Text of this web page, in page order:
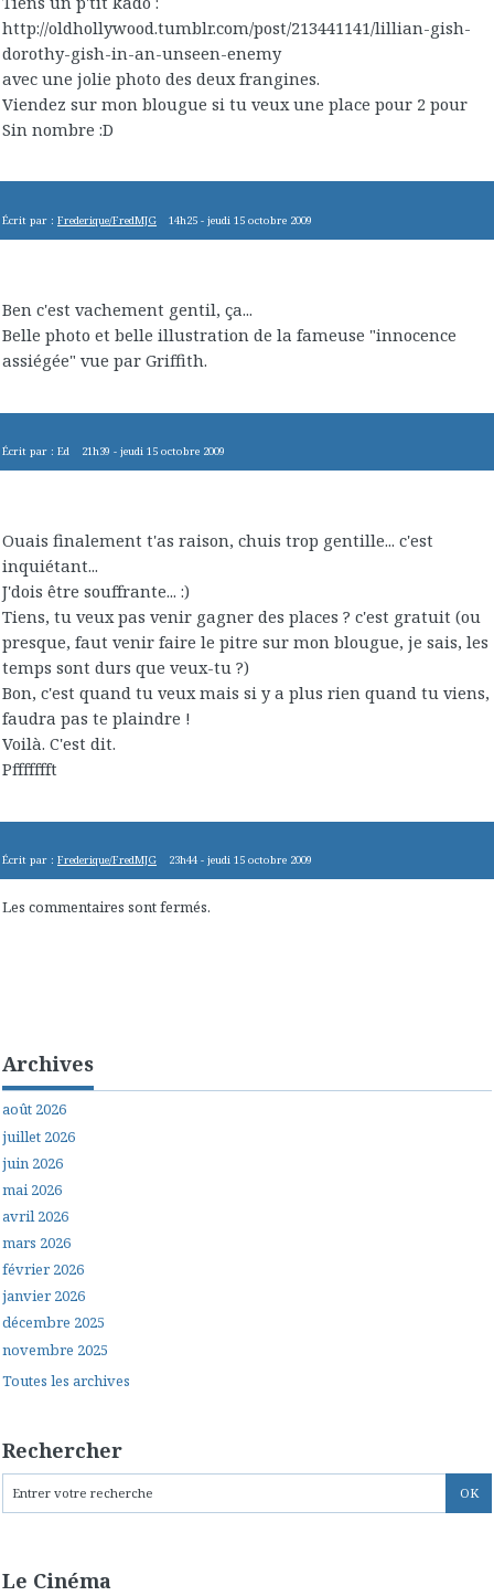
http://oldhollywood.tumblr.com/post/213441141/lillian-gish-
dorothy-gish-in-an-unseen-enemy
avec une jolie photo des deux frangines.
Viendez sur mon blougue si tu veux une place pour 2 pour
Sin nombre :D
Écrit par : Frederique/FredMJG 14h25 -jeudi 15 octobre 2009
Ben c'est vachement gentil, ça...
Belle photo et belle illustration de la fameuse "innocence
assiégée" vue par Griffith.
Écrit par : Ed 21h39 -jeudi 15 octobre 2009
Ouais finalement t'as raison, chuis trop gentille... c'est
inquiétant...
J'dois être souffrante... :)
Tiens, tu veux pas venir gagner des places ? c'est gratuit (ou
presque, faut venir faire le pitre sur mon blougue, je sais, les
temps sont durs que veux-tu ?)
Bon, c'est quand tu veux mais si y a plus rien quand tu viens,
faudra pas te plaindre !
Voilà. C'est dit.
Pffffffft
Écrit par : Frederique/FredMJG 23h44 -jeudi 15 octobre 2009
Les commentaires sont fermés.
Archives
août 2026
juillet 2026
juin 2026
mai 2026
avril 2026
mars 2026
février 2026
janvier 2026
décembre 2025
novembre 2025
Toutes les archives
Rechercher
Le Cinéma